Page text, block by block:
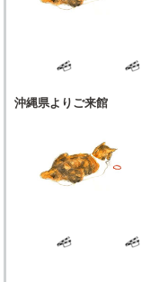
沖縄県よりご来館